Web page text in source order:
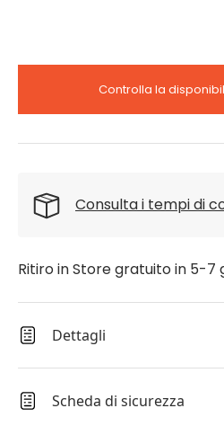
Controlla la
Consulta i tempi di
Ritiro in Store gratuito in 5-7
Dettagli
Scheda di sicurezza